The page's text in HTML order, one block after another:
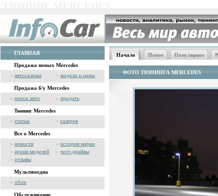
ГЛАВНАЯ
Продажа новых Mercedes
» автосалоны » модели и цены
Продажа б/у Mercedes
» поиск авто » продать
Тюнинг Mercedes
» статьи » галерея
Все о Mercedes
» новости » история марки
» архив моделей » тест-драйвы
» отзывы
Мультимедиа
» обои
Обслуживание
Начало Новое Популярное
ФОТО ТЮНИНГА MERCEDES